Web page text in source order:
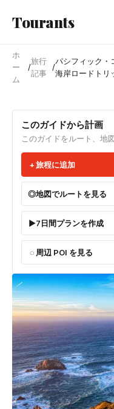
Tourants
ホ
ー
ム
/
旅行
記事
/
パシフィック・
海岸ロードトリ
このガイドから計画
このガイドをルート、地
旅程に追加
地図でルートを見る
7日間プランを作成
周辺 POI を見る